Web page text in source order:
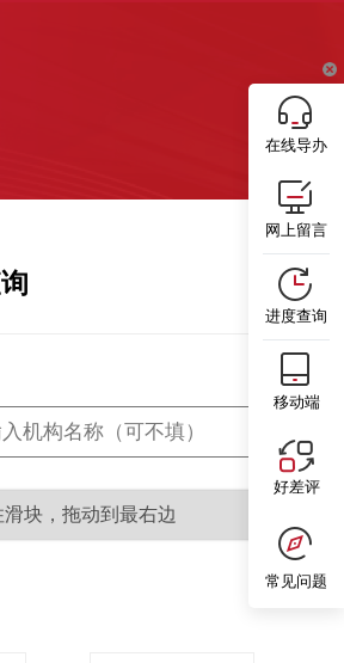
块，拖动到最右边
在线导办
网上留言
进度查询
移动端
好差评
常见问题